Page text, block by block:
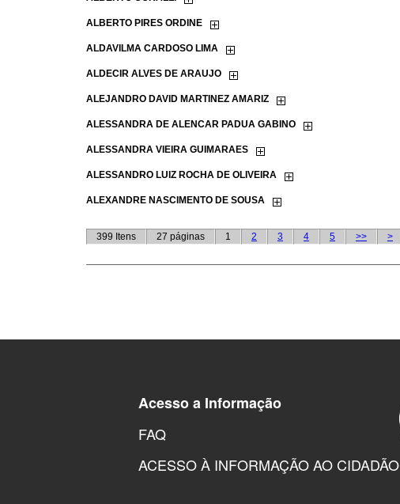
Acesso a Informação
FAQ
ACESSO À INFORMAÇÃO AO CIDADÃO